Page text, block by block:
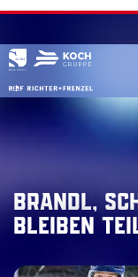
Skip
content
Brandl,
bleiben